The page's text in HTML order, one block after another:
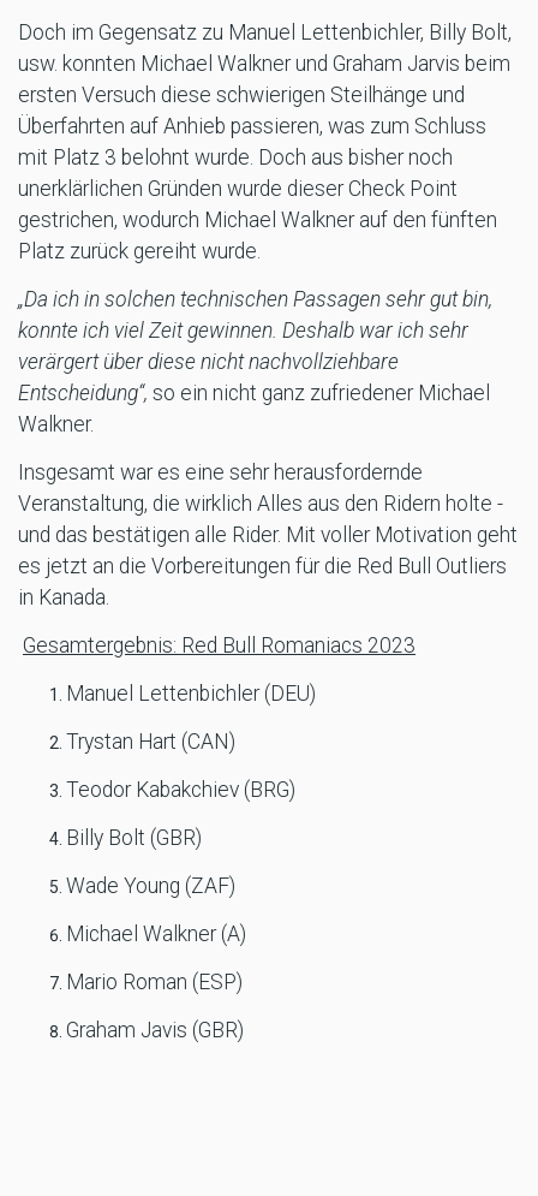
Doch im Gegensatz zu Manuel Lettenbichler, Billy Bolt,
usw. konnten Michael Walkner und Graham Jarvis beim
ersten Versuch diese schwierigen Steilhänge und
Überfahrten auf Anhieb passieren, was zum Schluss
mit Platz 3 belohnt wurde. Doch aus bisher noch
unerklärlichen Gründen wurde dieser Check Point
gestrichen, wodurch Michael Walkner auf den fünften
Platz zurück gereiht wurde.
„Da ich in solchen technischen Passagen sehr gut bin,
konnte ich viel Zeit gewinnen. Deshalb war ich sehr
verärgert über diese nicht nachvollziehbare
Entscheidung“, so ein nicht ganz zufriedener Michael
Walkner.
Insgesamt war es eine sehr herausfordernde
Veranstaltung, die wirklich Alles aus den Ridern holte -
und das bestätigen alle Rider. Mit voller Motivation geht
es jetzt an die Vorbereitungen für die Red Bull Outliers
in Kanada.
Gesamtergebnis: Red Bull Romaniacs 2023
Manuel Lettenbichler (DEU)
Trystan Hart (CAN)
Teodor Kabakchiev (BRG)
Billy Bolt (GBR)
Wade Young (ZAF)
Michael Walkner (A)
Mario Roman (ESP)
Graham Javis (GBR)